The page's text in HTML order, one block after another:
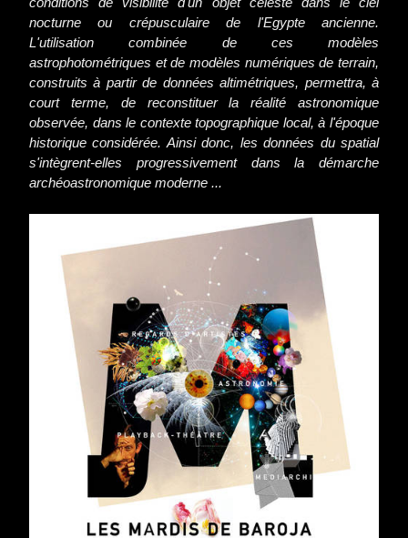
nocturne ou crépusculaire de l'Egypte ancienne.
L'utilisation combinée de ces modèles
astrophotométriques et de modèles numériques de terrain,
construits à partir de données altimétriques, permettra, à
court terme, de reconstituer la réalité astronomique
observée, dans le contexte topographique local, à l'époque
historique considérée. Ainsi donc, les données du spatial
s'intègrent-elles progressivement dans la démarche
archéoastronomique moderne ...